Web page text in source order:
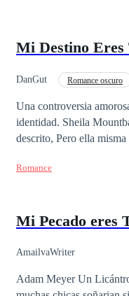
Mi Destino Eres
DanGut Romance oscuro
Una controversia
identidad. Sheila Mountbatter, es una chica dulce criada en el castillo con toda la elegancia y con su destino
descrito, Pero ella misma elegiría escribir su
nadie tendría la menor idea de todo
Romance
Mi Pecado eres
AmailvaWriter
Adam Meyer Un